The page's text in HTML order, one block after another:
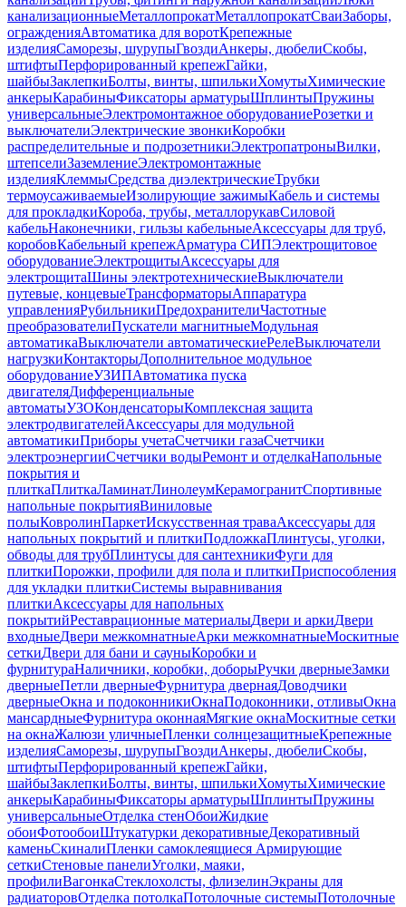
канализационныеМеталлопрокатМеталлопрокатСваиЗаборы,
огражденияАвтоматика для воротКрепежные
изделияСаморезы, шурупыГвоздиАнкеры, дюбелиСкобы,
штифтыПерфорированный крепежГайки,
шайбыЗаклепкиБолты, винты, шпилькиХомутыХимические
анкерыКарабиныФиксаторы арматурыШплинтыПружины
универсальныеЭлектромонтажное оборудованиеРозетки и
выключателиЭлектрические звонкиКоробки
распределительные и подрозетникиЭлектропатроныВилки,
штепселиЗаземлениеЭлектромонтажные
изделияКлеммыСредства диэлектрическиеТрубки
термоусаживаемыеИзолирующие зажимыКабель и системы
для прокладкиКороба, трубы, металлорукавСиловой
кабельНаконечники, гильзы кабельныеАксессуары для труб,
коробовКабельный крепежАрматура СИПЭлектрощитовое
оборудованиеЭлектрощитыАксессуары для
электрощитаШины электротехническиеВыключатели
путевые, концевыеТрансформаторыАппаратура
управленияРубильникиПредохранителиЧастотные
преобразователиПускатели магнитныеМодульная
автоматикаВыключатели автоматическиеРелеВыключатели
нагрузкиКонтакторыДополнительное модульное
оборудованиеУЗИПАвтоматика пуска
двигателяДифференциальные
автоматыУЗОКонденсаторыКомплексная защита
электродвигателейАксессуары для модульной
автоматикиПриборы учетаСчетчики газаСчетчики
электроэнергииСчетчики водыРемонт и отделкаНапольные
покрытия и
плиткаПлиткаЛаминатЛинолеумКерамогранитСпортивные
напольные покрытияВиниловые
полыКовролинПаркетИскусственная траваАксессуары для
напольных покрытий и плиткиПодложкаПлинтусы, уголки,
обводы для трубПлинтусы для сантехникиФуги для
плиткиПорожки, профили для пола и плиткиПриспособления
для укладки плиткиСистемы выравнивания
плиткиАксессуары для напольных
покрытийРеставрационные материалыДвери и аркиДвери
входныеДвери межкомнатныеАрки межкомнатныеМоскитные
сеткиДвери для бани и сауныКоробки и
фурнитураНаличники, коробки, доборыРучки дверныеЗамки
дверныеПетли дверныеФурнитура двернаяДоводчики
дверныеОкна и подоконникиОкнаПодоконники, отливыОкна
мансардныеФурнитура оконнаяМягкие окнаМоскитные сетки
на окнаЖалюзи уличныеПленки солнцезащитныеКрепежные
изделияСаморезы, шурупыГвоздиАнкеры, дюбелиСкобы,
штифтыПерфорированный крепежГайки,
шайбыЗаклепкиБолты, винты, шпилькиХомутыХимические
анкерыКарабиныФиксаторы арматурыШплинтыПружины
универсальныеОтделка стенОбоиЖидкие
обоиФотообоиШтукатурки декоративныеДекоративный
каменьСкиналиПленки самоклеящиеся Армирующие
сеткиСтеновые панелиУголки, маяки,
профилиВагонкаСтеклохолсты, флизелинЭкраны для
радиаторовОтделка потолкаПотолочные системыПотолочные